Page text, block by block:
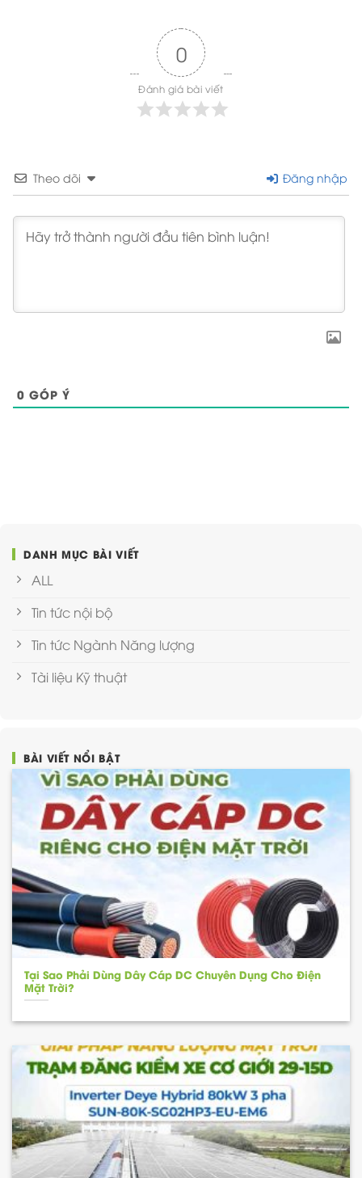
0
Đánh giá bài viết
Theo dõi Đăng nhập
0 GÓP Ý
DANH MỤC BÀI VIẾT
ALL
Tin tức nội bộ
Tin tức Ngành Năng lượng
Tài liệu Kỹ thuật
BÀI VIẾT NỔI BẬT
Tại Sao Phải Dùng Dây Cáp DC Chuyên Dụng Cho Điện
Mặt Trời?